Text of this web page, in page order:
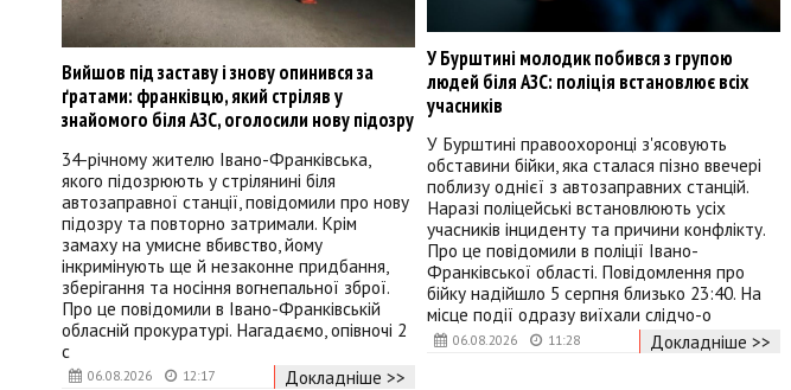
06.08.2026 12:17
Вийшов під заставу і знову опинився за
ґратами: франківцю, який стріляв у
знайомого біля АЗС, оголосили нову підозру
34-річному жителю Івано-Франківська,
якого підозрюють у стрілянині біля
автозаправної станції, повідомили про нову
підозру та повторно затримали. Крім
замаху на умисне вбивство, йому
інкримінують ще й незаконне придбання,
зберігання та носіння вогнепальної зброї.
Про це повідомили в Івано-Франківській
обласній прокуратурі. Нагадаємо, опівночі 2
с
Докладніше >>
06.08.2026 11:28
У Бурштині молодик побився з групою
людей біля АЗС: поліція встановлює всіх
учасників
У Бурштині правоохоронці з'ясовують
обставини бійки, яка сталася пізно ввечері
поблизу однієї з автозаправних станцій.
Наразі поліцейські встановлюють усіх
учасників інциденту та причини конфлікту.
Про це повідомили в поліції Івано-
Франківської області. Повідомлення про
бійку надійшло 5 серпня близько 23:40. На
місце події одразу виїхали слідчо-о
Докладніше >>